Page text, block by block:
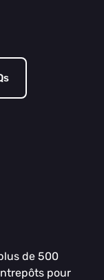
de 500
pour